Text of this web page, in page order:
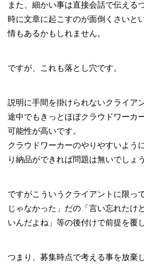
また、細かい事は直接会話で伝える
時に文章に起こすのが面倒くさいと
情もあるかもしれません。
ですが、これも落とし穴です。
説明に手間を掛けられないクライア
途中でもきっとほぼクラウドワーカ
可能性が高いです。
クラウドワーカーのやりやすいよう
り納品ができれば問題は無いでしょう
ですがこういうクライアントに限っ
じゃなかった」だの「言い忘れたけ
いんだよね」等の後付けで前提を覆
つまり、募集時点で考える事を放棄